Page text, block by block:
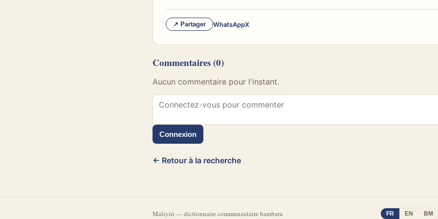
↗ Partager WhatsAppX
Commentaires (0)
Aucun commentaire pour l'instant.
Connexion
← Retour à la recherche
Maliyiri —dictionnaire communautaire bambara FR EN BM